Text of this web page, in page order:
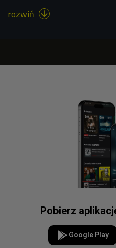
rozwiń 
Pobierz
Google Play